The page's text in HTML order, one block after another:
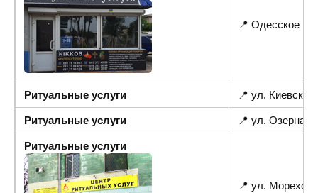
📍 Одесское
Ритуальные услуги 📍 ул. Киевская
Ритуальные услуги 📍 ул. Озерная
Ритуальные услуги
📍 ул.